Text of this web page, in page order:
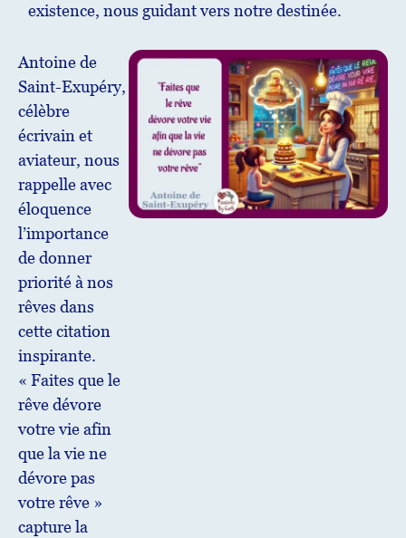
existence, nous guidant vers notre destinée.
Antoine de
Saint-Exupéry,
célèbre
écrivain et
aviateur, nous
rappelle avec
éloquence
l’importance
de donner
priorité à nos
rêves dans
cette citation
inspirante.
« Faites que le
rêve dévore
votre vie afin
que la vie ne
dévore pas
votre rêve »
capture la